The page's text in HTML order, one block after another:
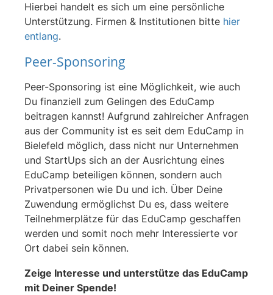
Hierbei handelt es sich um eine persönliche
Unterstützung. Firmen & Institutionen bitte hier
entlang.
Peer-Sponsoring
Peer-Sponsoring ist eine Möglichkeit, wie auch
Du finanziell zum Gelingen des EduCamp
beitragen kannst! Aufgrund zahlreicher Anfragen
aus der Community ist es seit dem EduCamp in
Bielefeld möglich, dass nicht nur Unternehmen
und StartUps sich an der Ausrichtung eines
EduCamp beteiligen können, sondern auch
Privatpersonen wie Du und ich. Über Deine
Zuwendung ermöglichst Du es, dass weitere
Teilnehmerplätze für das EduCamp geschaffen
werden und somit noch mehr Interessierte vor
Ort dabei sein können.
Zeige Interesse und unterstütze das EduCamp
mit Deiner Spende!